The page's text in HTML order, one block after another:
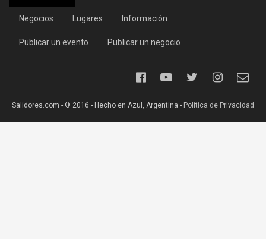
Negocios Lugares Información
Publicar un evento Publicar un negocio
Salidores.com - ® 2016 - Hecho en Azul, Argentina - Política de Privacidad